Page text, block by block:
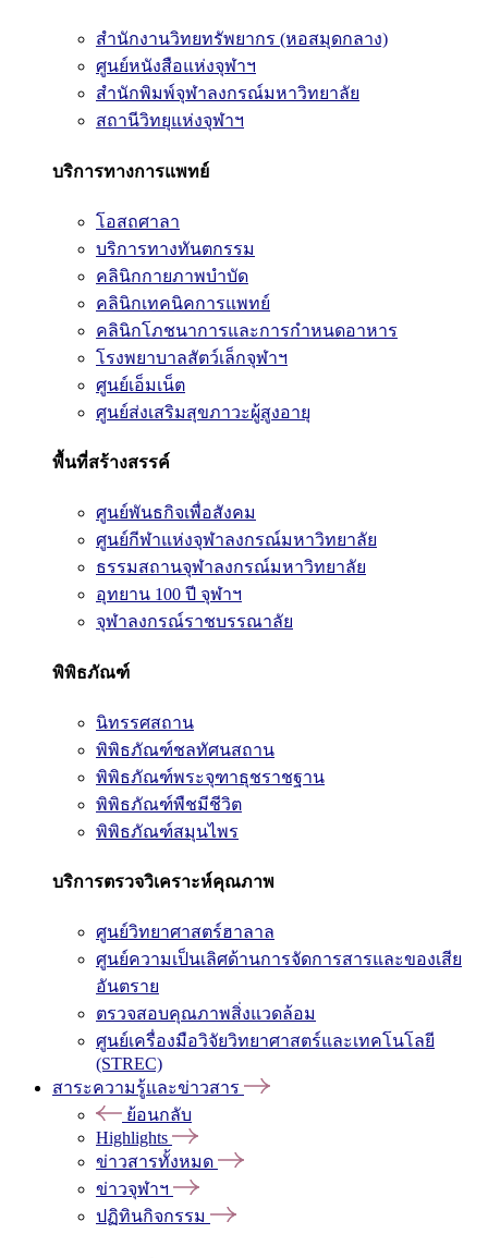
สำนักงานวิทยทรัพยากร (หอสมุดกลาง)
ศูนย์หนังสือแห่งจุฬาฯ
สำนักพิมพ์จุฬาลงกรณ์มหาวิทยาลัย
สถานีวิทยุแห่งจุฬาฯ
บริการทางการแพทย์
โอสถศาลา
บริการทางทันตกรรม
คลินิกกายภาพบำบัด
คลินิกเทคนิคการแพทย์
คลินิกโภชนาการและการกำหนดอาหาร
โรงพยาบาลสัตว์เล็กจุฬาฯ
ศูนย์เอ็มเน็ต
ศูนย์ส่งเสริมสุขภาวะผู้สูงอายุ
พื้นที่สร้างสรรค์
ศูนย์พันธกิจเพื่อสังคม
ศูนย์กีฬาแห่งจุฬาลงกรณ์มหาวิทยาลัย
ธรรมสถานจุฬาลงกรณ์มหาวิทยาลัย
อุทยาน 100 ปี จุฬาฯ
จุฬาลงกรณ์ราชบรรณาลัย
พิพิธภัณฑ์
นิทรรศสถาน
พิพิธภัณฑ์ชลทัศนสถาน
พิพิธภัณฑ์พระจุฑาธุชราชฐาน
พิพิธภัณฑ์พืชมีชีวิต
พิพิธภัณฑ์สมุนไพร
บริการตรวจวิเคราะห์คุณภาพ
ศูนย์วิทยาศาสตร์ฮาลาล
ศูนย์ความเป็นเลิศด้านการจัดการสารและของเสีย
อันตราย
ตรวจสอบคุณภาพสิ่งแวดล้อม
ศูนย์เครื่องมือวิจัยวิทยาศาสตร์และเทคโนโลยี
(STREC)
สาระความรู้และข่าวสาร
ย้อนกลับ
Highlights
ข่าวสารทั้งหมด
ข่าวจุฬาฯ
ปฏิทินกิจกรรม